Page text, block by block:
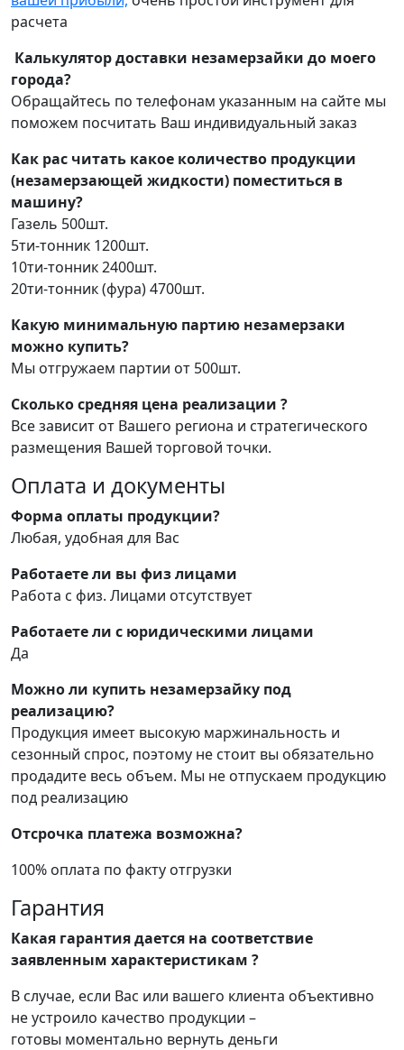
расчета
Калькулятор доставки незамерзайки до моего
города?
Обращайтесь по телефонам указанным на сайте мы
поможем посчитать Ваш индивидуальный заказ
Как рас читать какое количество продукции
(незамерзающей жидкости) поместиться в
машину?
Газель 500шт.
5ти-тонник 1200шт.
10ти-тонник 2400шт.
20ти-тонник (фура) 4700шт.
Какую минимальную партию незамерзаки
можно купить?
Мы отгружаем партии от 500шт.
Сколько средняя цена реализации ?
Все зависит от Вашего региона и стратегического
размещения Вашей торговой точки.
Оплата и документы
Форма оплаты продукции?
Любая, удобная для Вас
Работаете ли вы физ лицами
Работа с физ. Лицами отсутствует
Работаете ли с юридическими лицами
Да
Можно ли купить незамерзайку под
реализацию?
Продукция имеет высокую маржинальность и
сезонный спрос, поэтому не стоит вы обязательно
продадите весь объем. Мы не отпускаем продукцию
под реализацию
Отсрочка платежа возможна?
100% оплата по факту отгрузки
Гарантия
Какая гарантия дается на соответствие
заявленным характеристикам ?
В случае, если Вас или вашего клиента объективно
не устроило качество продукции –
готовы моментально вернуть деньги